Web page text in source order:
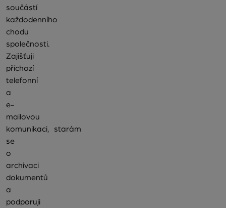
součástí
každodenního
chodu
společnosti.
Zajišťuji
příchozí
telefonní
a
e-
mailovou
komunikaci, starám
se
o
archivaci
dokumentů
a
podporuji